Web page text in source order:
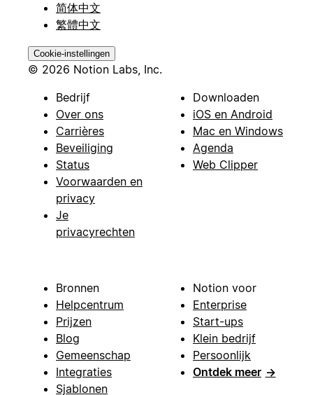
简体中文
繁體中文
Cookie-instellingen
© 2026 Notion Labs, Inc.
Bedrijf
Over ons
Carrières
Beveiliging
Status
Voorwaarden en
privacy
Je
privacyrechten
Downloaden
iOS en Android
Mac en Windows
Agenda
Web Clipper
Bronnen
Helpcentrum
Prijzen
Blog
Gemeenschap
Integraties
Sjablonen
Notion voor
Enterprise
Start-ups
Klein bedrijf
Persoonlijk
Ontdek meer →